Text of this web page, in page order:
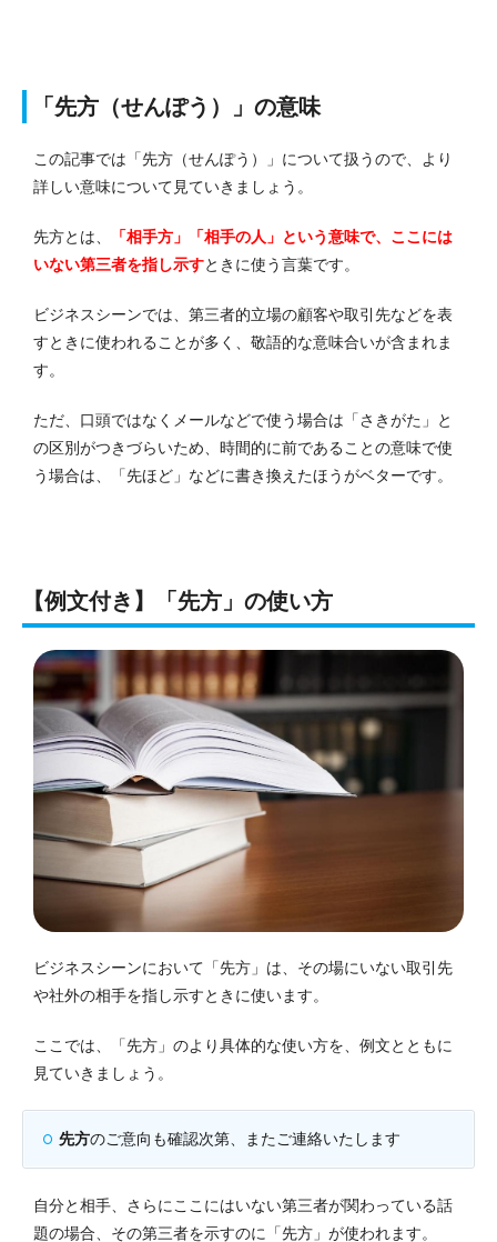
「先方（せんぽう）」の意味
この記事では「先方（せんぽう）」について扱うので、より
詳しい意味について見ていきましょう。
先方とは、
「相手方」「相手の人」という意味で、ここには
いない第三者を指し示すときに使う言葉です。
ビジネスシーンでは、第三者的立場の顧客や取引先などを表
すときに使われることが多く、敬語的な意味合いが含まれま
す。
ただ、口頭ではなくメールなどで使う場合は「さきがた」と
の区別がつきづらいため、時間的に前であることの意味で使
う場合は、「先ほど」などに書き換えたほうがベターです。
【例文付き】「先方」の使い方
ビジネスシーンにおいて「先方」は、その場にいない取引先
や社外の相手を指し示すときに使います。
ここでは、「先方」のより具体的な使い方を、例文とともに
見ていきましょう。
先方のご意向も確認次第、またご連絡いたします
自分と相手、さらにここにはいない第三者が関わっている話
題の場合、その第三者を示すのに「先方」が使われます。